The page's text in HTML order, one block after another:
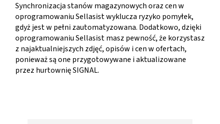
Synchronizacja stanów magazynowych oraz cen w
oprogramowaniu Sellasist wyklucza ryzyko pomyłek,
gdyż jest w pełni zautomatyzowana. Dodatkowo, dzięki
oprogramowaniu Sellasist masz pewność, że korzystasz
z najaktualniejszych zdjęć, opisów i cen w ofertach,
ponieważ są one przygotowywane i aktualizowane
przez hurtownię SIGNAL.